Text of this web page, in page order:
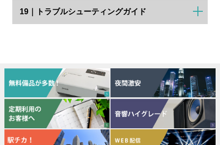
19｜トラブルシューティングガイド